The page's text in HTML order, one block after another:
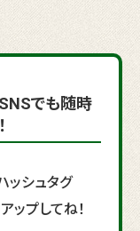
でも随時
ッシュタグ
ップしてね！